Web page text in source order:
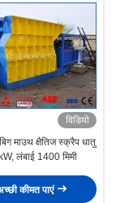
विडियो
माउथ क्षैतिज स्क्रैप धातु
लंबाई 1400 मिमी
कीमत पाएं